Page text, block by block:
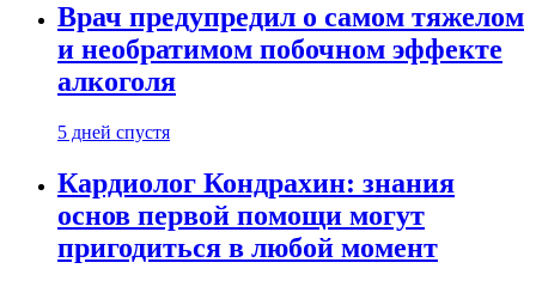
Врач предупредил о самом тяжелом
и необратимом побочном эффекте
алкоголя
5 дней спустя
Кардиолог Кондрахин: знания
основ первой помощи могут
пригодиться в любой момент